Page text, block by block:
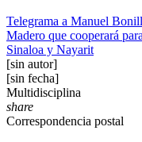
Telegrama a Manuel
Madero que cooperará
Sinaloa y Nayarit
[sin autor]
[sin fecha]
Multidisciplina
share
Correspondencia postal